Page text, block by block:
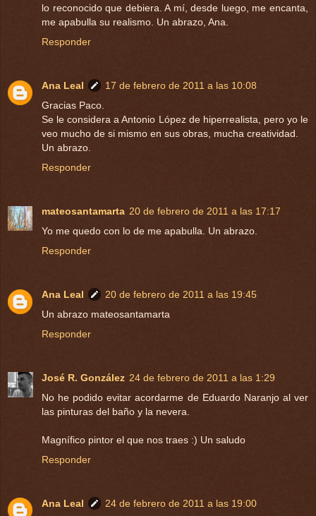
lo reconocido que debiera. A mí, desde luego, me encanta,
me apabulla su realismo. Un abrazo, Ana.
Responder
Ana Leal
17 de febrero de 2011 a las 10:08
Gracias Paco.
Se le considera a Antonio López de hiperrealista, pero yo le
veo mucho de si mismo en sus obras, mucha creatividad.
Un abrazo.
Responder
mateosantamarta 20 de febrero de 2011 a las 17:17
Yo me quedo con lo de me apabulla. Un abrazo.
Responder
Ana Leal
20 de febrero de 2011 a las 19:45
Un abrazo mateosantamarta
Responder
José R. González 24 de febrero de 2011 a las 1:29
No he podido evitar acordarme de Eduardo Naranjo al ver
las pinturas del baño y la nevera.
Magnífico pintor el que nos traes :) Un saludo
Responder
Ana Leal
24 de febrero de 2011 a las 19:00